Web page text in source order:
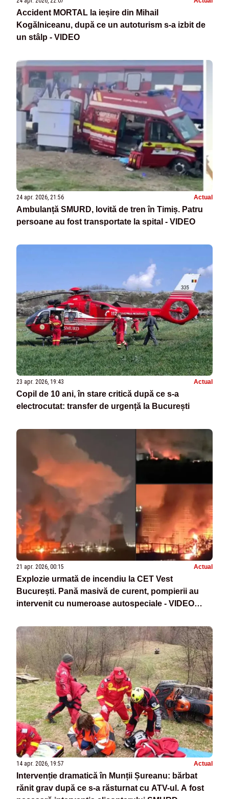
Accident MORTAL la ieșire din Mihail
Kogălniceanu, după ce un autoturism s-a izbit de
un stâlp - VIDEO
24 apr. 2026, 21:56 Actual
Ambulanță SMURD, lovită de tren în Timiș. Patru
persoane au fost transportate la spital - VIDEO
23 apr. 2026, 19:43 Actual
Copil de 10 ani, în stare critică după ce s-a
electrocutat: transfer de urgență la București
21 apr. 2026, 00:15 Actual
Explozie urmată de incendiu la CET Vest
București. Pană masivă de curent, pompierii au
intervenit cu numeroase autospeciale - VIDEO
14 apr. 2026, 19:57 Actual
Intervenție dramatică în Munții Șureanu: bărbat
rănit grav după ce s-a răsturnat cu ATV-ul. A fost